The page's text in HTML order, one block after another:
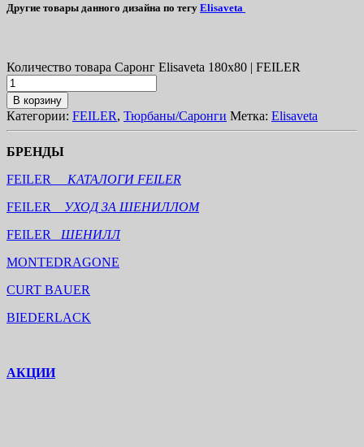
Другие товары данного дизайна по тегу Elisaveta
Количество товара Саронг Elisaveta 180х80 | FEILER
В корзину
Категории: FEILER, Тюрбаны/Саронги Метка: Elisaveta
БРЕНДЫ
FEILER КАТАЛОГИ FEILER
FEILER
УХОД ЗА ШЕНИЛЛОМ
FEILER ШЕНИЛЛ
MONTEDRAGONE
CURT BAUER
BIEDERLACK
АКЦИИ